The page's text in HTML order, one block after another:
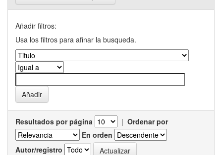
Añadir filtros:
Usa los filtros para afinar la busqueda.
Resultados por página | Ordenar por
En orden
Autor/registro